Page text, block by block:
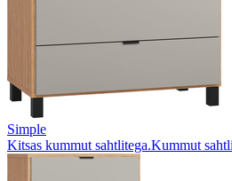
Simple
Kitsas kummut sahtlitega.Kummut